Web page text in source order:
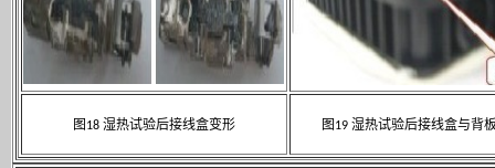
图 18 湿热试验后接线盒变形 图 19 湿热试验后接线盒与背